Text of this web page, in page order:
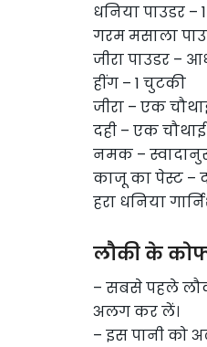
धनिया पाउडर –
गरम मसाला
जीरा पाउडर –
हींग – 1 चुटकी
जीरा – एक
दही – एक
नमक –
काजू का पेस्ट –
हरा धनिया
लौकी के
– सबसे पहले
अलग कर लें।
– इस पानी को